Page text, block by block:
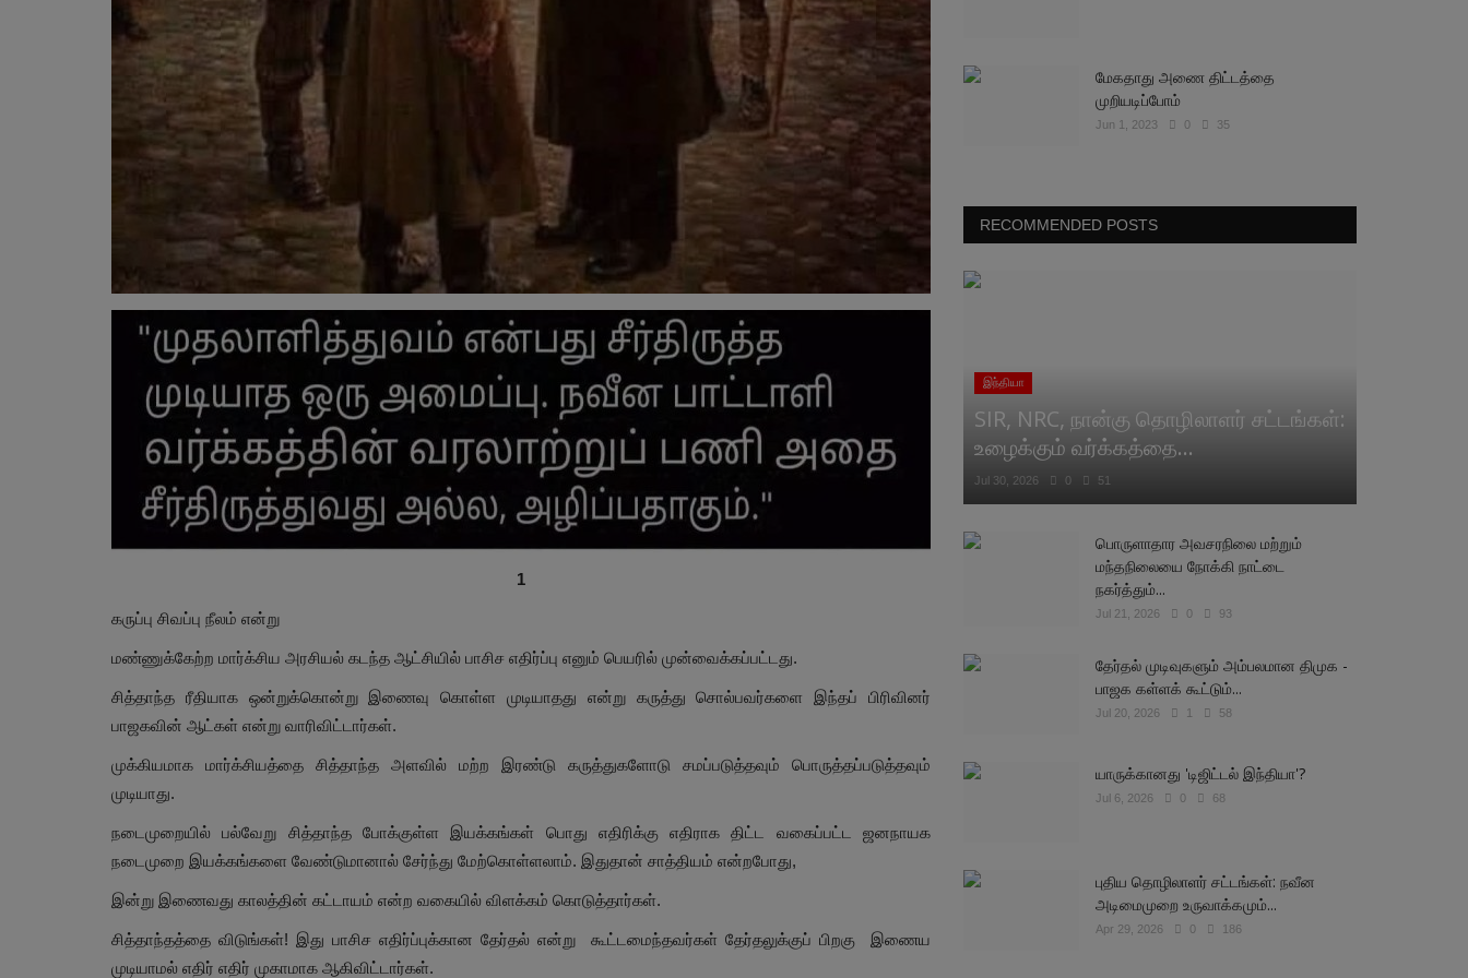
1
கருப்பு சிவப்பு நீலம் என்று
மண்ணுக்கேற்ற மார்க்சிய அரசியல் கடந்த ஆட்சியில் பாசிச எதிர்ப்பு எனும் பெயரில் முன்வைக்கப்பட்டது.
சித்தாந்த ரீதியாக ஒன்றுக்கொன்று இணைவு கொள்ள முடியாதது என்று கருத்து சொல்பவர்களை இந்தப் பிரிவினர்
பாஜகவின் ஆட்கள் என்று வாரிவிட்டார்கள்.
முக்கியமாக மார்க்சியத்தை சித்தாந்த அளவில் மற்ற இரண்டு கருத்துகளோடு சமப்படுத்தவும் பொருத்தப்படுத்தவும்
முடியாது.
நடைமுறையில் பல்வேறு சித்தாந்த போக்குள்ள இயக்கங்கள் பொது எதிரிக்கு எதிராக திட்ட வகைப்பட்ட ஜனநாயக
நடைமுறை இயக்கங்களை வேண்டுமானால் சேர்ந்து மேற்கொள்ளலாம். இதுதான் சாத்தியம் என்றபோது,
இன்று இணைவது காலத்தின் கட்டாயம் என்ற வகையில் விளக்கம் கொடுத்தார்கள்.
சித்தாந்தத்தை விடுங்கள்! இது பாசிச எதிர்ப்புக்கான தேர்தல் என்று கூட்டமைந்தவர்கள் தேர்தலுக்குப் பிறகு இணைய
முடியாமல் எதிர் எதிர் முகாமாக ஆகிவிட்டார்கள்.
மேகதாது அணை திட்டத்தை
முறியடிப்போம்
Jun 1, 2023 0 35
RECOMMENDED POSTS
இந்தியா
SIR, NRC, நான்கு தொழிலாளர் சட்டங்கள்:
உழைக்கும் வர்க்கத்தை...
Jul 30, 2026 0 51
பொருளாதார அவசரநிலை மற்றும்
மந்தநிலையை நோக்கி நாட்டை
நகர்த்தும்...
Jul 21, 2026 0 93
தேர்தல் முடிவுகளும் அம்பலமான திமுக -
பாஜக கள்ளக் கூட்டும்...
Jul 20, 2026 1 58
யாருக்கானது 'டிஜிட்டல் இந்தியா'?
Jul 6, 2026 0 68
புதிய தொழிலாளர் சட்டங்கள்: நவீன
அடிமைமுறை உருவாக்கமும்...
Apr 29, 2026 0 186